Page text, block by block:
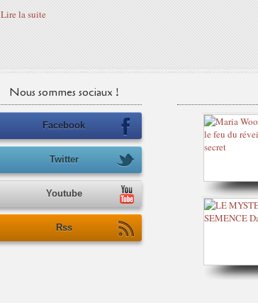
Lire la suite
Nous sommes sociaux !
Facebook
Twitter
Youtube
Rss